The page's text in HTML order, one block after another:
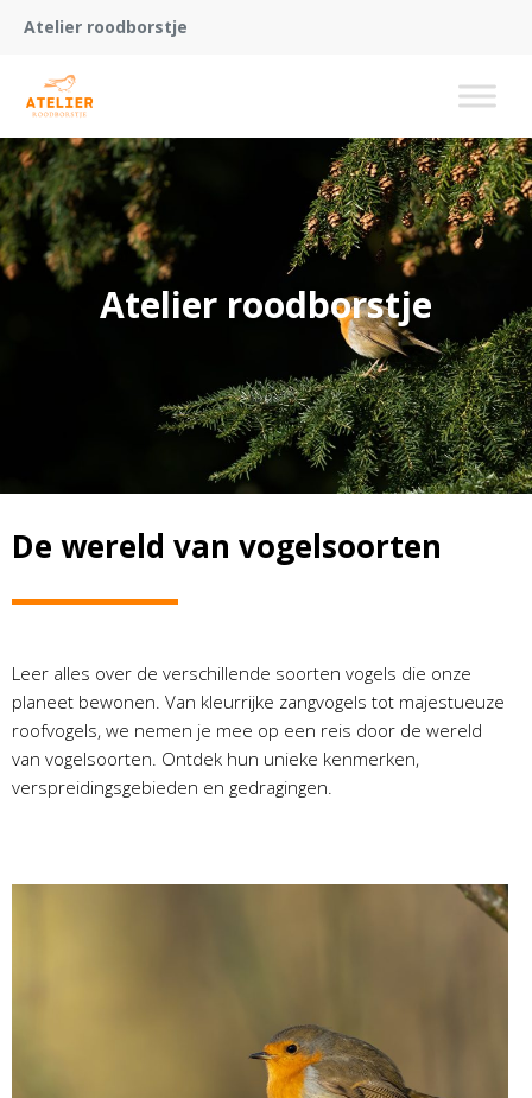
Atelier roodborstje
Atelier roodborstje
De wereld van vogelsoorten
Leer alles over de verschillende soorten vogels die onze
planeet bewonen. Van kleurrijke zangvogels tot majestueuze
roofvogels, we nemen je mee op een reis door de wereld
van vogelsoorten. Ontdek hun unieke kenmerken,
verspreidingsgebieden en gedragingen.